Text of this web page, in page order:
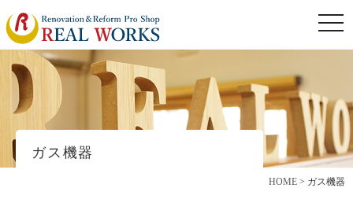
ガス機器
HOME > ガス機器